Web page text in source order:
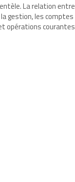
La relation entre
gestion, les comptes
opérations courantes